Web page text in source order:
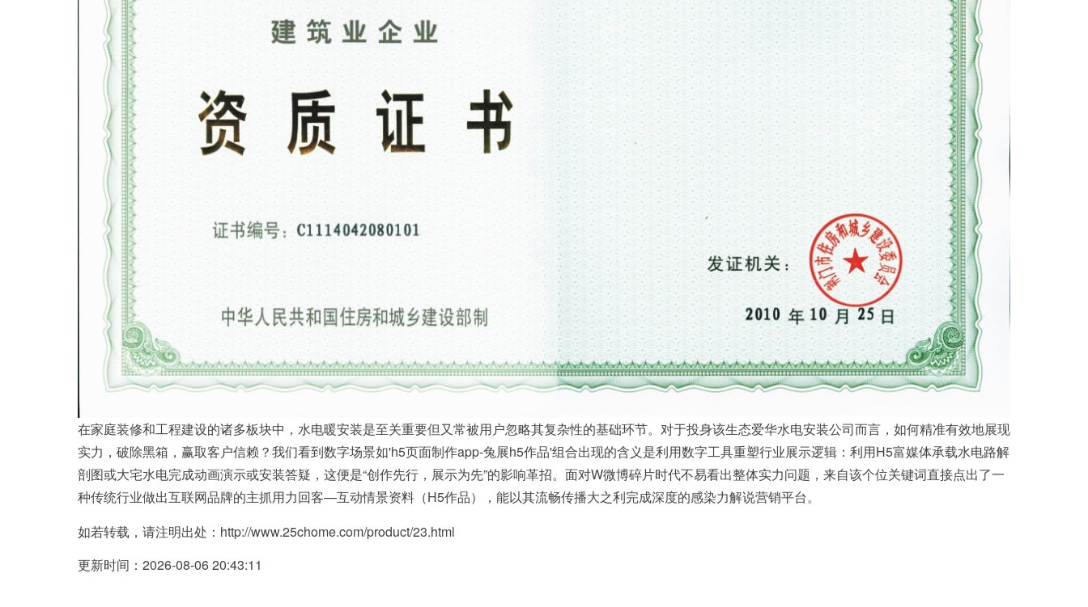
在家庭装修和工程建设的诸多板块中，水电暖安装是至关重要但又常被用户忽略其复杂性的基础环节。对于投身该生态爱华水电安装公司而言，如何精准有效地展现
实力，破除黑箱，赢取客户信赖？我们看到数字场景如'h5页面制作app-兔展h5作品'组合出现的含义是利用数字工具重塑行业展示逻辑：利用H5富媒体承载水电路解
剖图或大宅水电完成动画演示或安装答疑，这便是“创作先行，展示为先”的影响革招。面对W微博碎片时代不易看出整体实力问题，来自该个位关键词直接点出了一
种传统行业做出互联网品牌的主抓用力回客—互动情景资料（H5作品），能以其流畅传播大之利完成深度的感染力解说营销平台。
如若转载，请注明出处：http://www.25chome.com/product/23.html
更新时间：2026-08-06 20:43:11